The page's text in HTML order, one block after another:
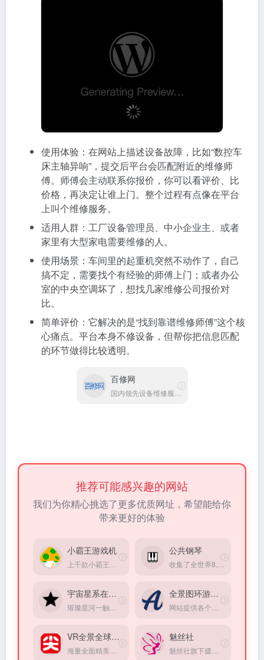
使用体验：在网站上描述设备故障，比如“数控车
床主轴异响”，提交后平台会匹配附近的维修师
傅。师傅会主动联系你报价，你可以看评价、比
价格，再决定让谁上门。整个过程有点像在平台
上叫个维修服务。
适用人群：工厂设备管理员、中小企业主、或者
家里有大型家电需要维修的人。
使用场景：车间里的起重机突然不动作了，自己
搞不定，需要找个有经验的师傅上门；或者办公
室的中央空调坏了，想找几家维修公司报价对
比。
简单评价：它解决的是“找到靠谱维修师傅”这个核
心痛点。平台本身不修设备，但帮你把信息匹配
的环节做得比较透明。
百修网
国内领先设备维修服务平台
推荐可能感兴趣的网站
我们为你精心挑选了更多优质网址，希望能给你
带来更好的体验
小霸王游戏机 公共钢琴
收集了全世界8,391架公共钢琴，你可以输入一个地点查找附近的钢琴
宇宙星系在线观赏 全景图环游世界
VR全景全球旅游 魅丝社